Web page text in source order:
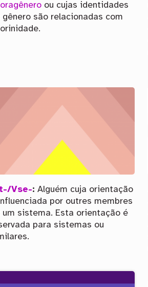
ou cujas identidades
gênero são relacionadas com
Vse-: Alguém cuja orientação
por outres membres
um sistema. Esta orientação é
para sistemas ou